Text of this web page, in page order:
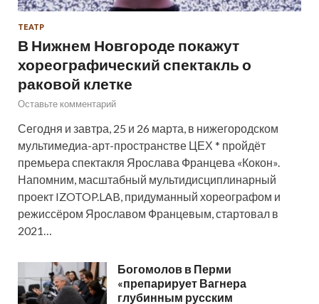
ТЕАТР
В Нижнем Новгороде покажут
хореографический спектакль о
раковой клетке
Оставьте комментарий
Сегодня и завтра, 25 и 26 марта, в нижегородском
мультимедиа-арт-пространстве ЦЕХ * пройдёт
премьера спектакля Ярослава Францева «Кокон».
Напомним, масштабный мультидисциплинарный
проект IZOTOP.LAB, придуманный хореографом и
режиссёром Ярославом Францевым, стартовал в
2021…
Богомолов в Перми
«препарирует Вагнера
глубинным русским